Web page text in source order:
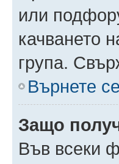
или
качването
група.
Върнете
Защо
Във всеки